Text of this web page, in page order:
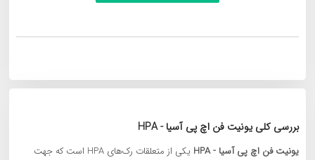
بررسی کلی یونیت فن اچ پی آسیا - HPA
یونیت فن اچ پی آسیا - HPA
یکی از متعلقات رک‌های HPA است که جهت